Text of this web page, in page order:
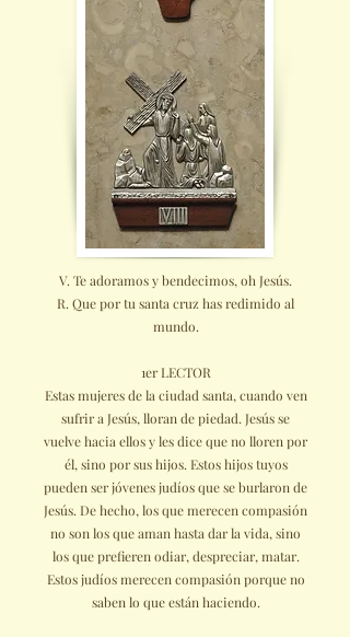
V. Te adoramos y bendecimos, oh Jesús.
R. Que por tu santa cruz has redimido al
mundo.
1er LECTOR
Estas mujeres de la ciudad santa, cuando ven
sufrir a Jesús, lloran de piedad. Jesús se
vuelve hacia ellos y les dice que no lloren por
él, sino por sus hijos. Estos hijos tuyos
pueden ser jóvenes judíos que se burlaron de
Jesús. De hecho, los que merecen compasión
no son los que aman hasta dar la vida, sino
los que prefieren odiar, despreciar, matar.
Estos judíos merecen compasión porque no
saben lo que están haciendo.